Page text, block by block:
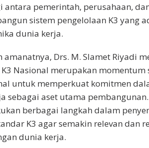
antara pemerintah, perusahaan,
sistem pengelolaan K3 yang
dunia kerja.
amanatnya, Drs. M. Slamet Riyadi
Nasional merupakan momentum
untuk memperkuat komitmen
sebagai aset utama
berbagai langkah dalam
K3 agar semakin relevan dan
dunia kerja.